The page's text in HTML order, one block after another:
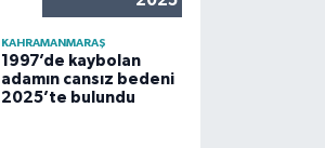
KAHRAMANMARAŞ
1997’de kaybolan
adamın cansız bedeni
2025’te bulundu